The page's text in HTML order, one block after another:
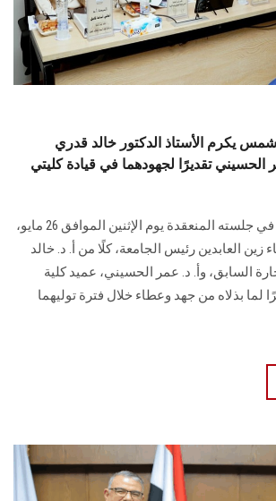
يكرم الأستاذ الدكتور خالد قدري
الحسيني تقديرًا لجهودهما في قيادة كليتي
كرم مجلس الجامعة، في جلسته المنعقدة يوم الإثنين الموافق 26 مايو،
زين العابدين رئيس الجامعة، كلًا من أ. د. خالد
السابق، وأ. د. عمر الحسيني، عميد كلية
لما بذلاه من جهد وعطاء خلال فترة توليهما